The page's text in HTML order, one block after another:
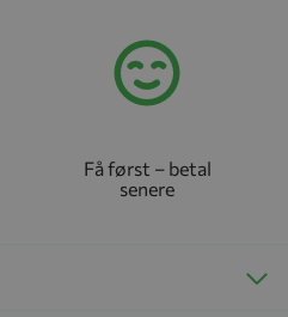
Få først – betal
senere